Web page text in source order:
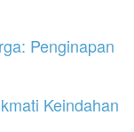
Penginapan
Keindahan